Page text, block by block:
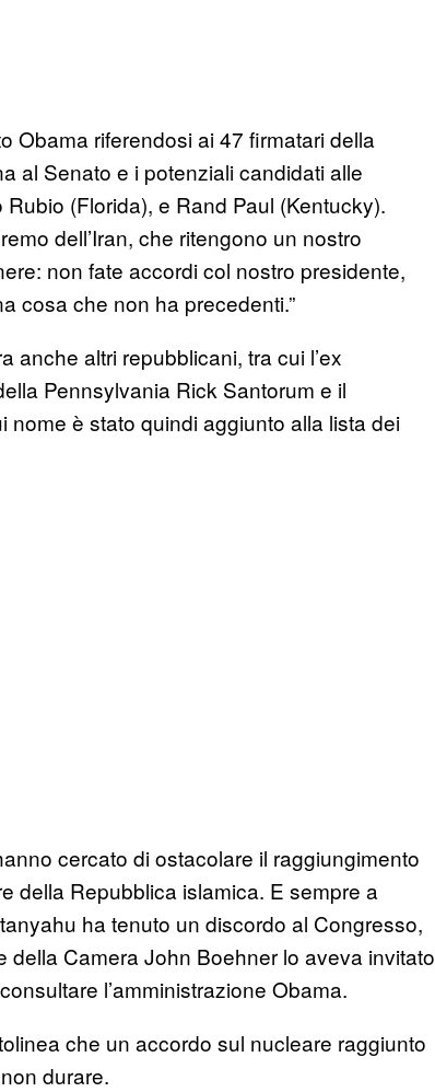
Obama riferendosi ai 47 firmatari della
al Senato e i potenziali candidati alle
(Florida), e Rand Paul (Kentucky).
dell’Iran, che ritengono un nostro
non fate accordi col nostro presidente,
cosa che non ha precedenti.”
anche altri repubblicani, tra cui l’ex
Pennsylvania Rick Santorum e il
è stato quindi aggiunto alla lista dei
cercato di ostacolare il raggiungimento
della Repubblica islamica. E sempre a
ha tenuto un discordo al Congresso,
della Camera John Boehner lo aveva invitato
l’amministrazione Obama.
che un accordo sul nucleare raggiunto
durare.